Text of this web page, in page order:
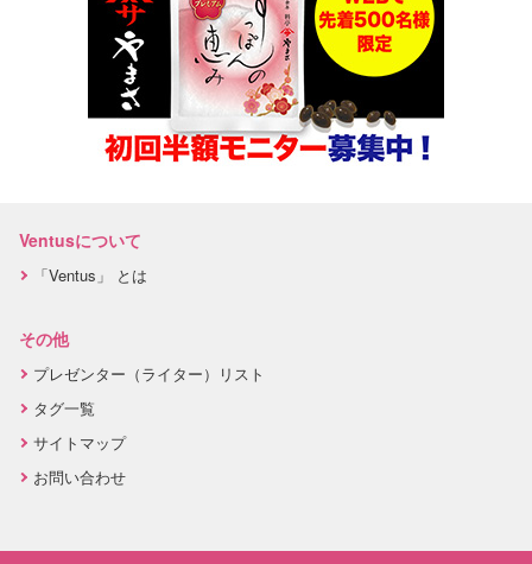
Ventusについて
「Ventus」 とは
その他
プレゼンター（ライター）リスト
タグ一覧
サイトマップ
お問い合わせ